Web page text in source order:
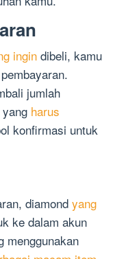
ingindibeli, kamu
jumlah
harus
konfirmasi untuk
diamond yang
ke dalam akun
menggunakan